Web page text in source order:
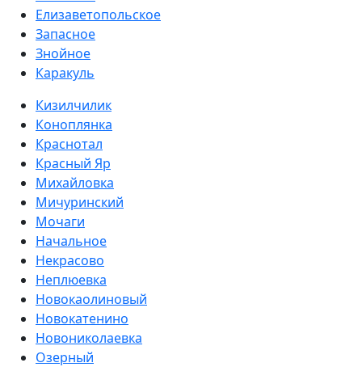
Елизаветопольское
Запасное
Знойное
Каракуль
Кизилчилик
Коноплянка
Краснотал
Красный Яр
Михайловка
Мичуринский
Мочаги
Начальное
Некрасово
Неплюевка
Новокаолиновый
Новокатенино
Новониколаевка
Озерный